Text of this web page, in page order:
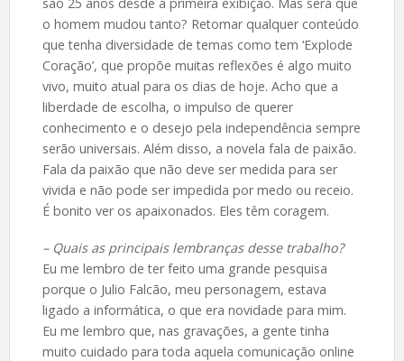
o homem mudou tanto? Retomar qualquer conteúdo
que tenha diversidade de temas como tem ‘Explode
Coração’, que propõe muitas reflexões é algo muito
vivo, muito atual para os dias de hoje. Acho que a
liberdade de escolha, o impulso de querer
conhecimento e o desejo pela independência sempre
serão universais. Além disso, a novela fala de paixão.
Fala da paixão que não deve ser medida para ser
vivida e não pode ser impedida por medo ou receio.
É bonito ver os apaixonados. Eles têm coragem.
– Quais as principais lembranças desse trabalho?
Eu me lembro de ter feito uma grande pesquisa
porque o Julio Falcão, meu personagem, estava
ligado a informática, o que era novidade para mim.
Eu me lembro que, nas gravações, a gente tinha
muito cuidado para toda aquela comunicação online